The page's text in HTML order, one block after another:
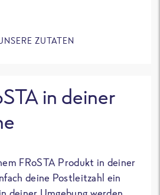
ZUTATEN
in deiner
FRoSTA Produkt in deiner
deine Postleitzahl ein